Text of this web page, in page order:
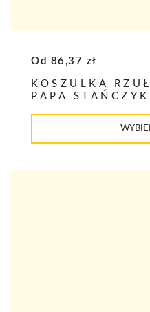
Od 86,37 zł
KOSZULKA
PAPA
Ten
ma